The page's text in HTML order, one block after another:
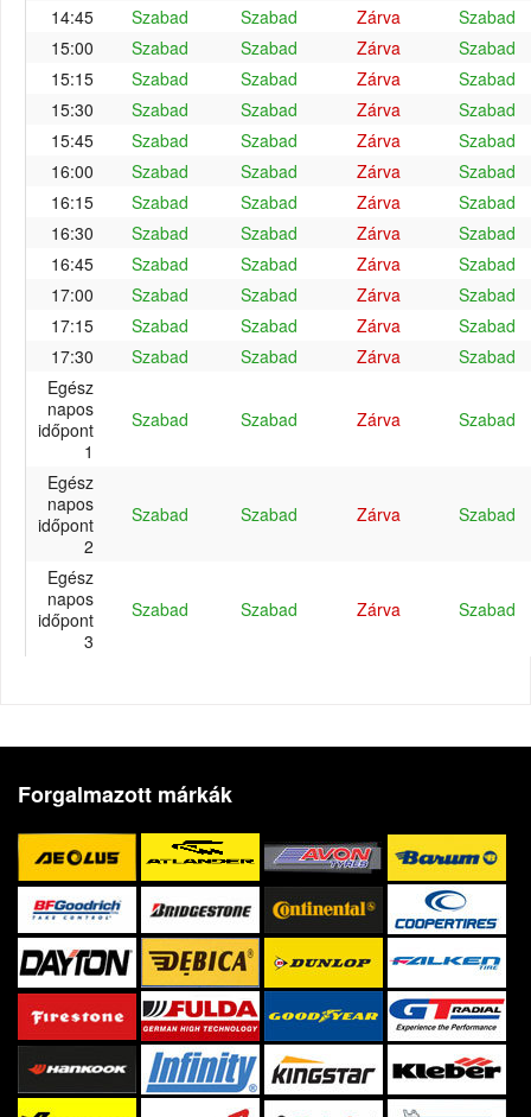
14:45
Szabad Szabad Zárva
Szabad
15:00
Szabad Szabad Zárva
Szabad
15:15
Szabad Szabad Zárva
Szabad
15:30
Szabad Szabad Zárva
Szabad
15:45
Szabad Szabad Zárva
Szabad
16:00
Szabad Szabad Zárva
Szabad
16:15
Szabad Szabad Zárva
Szabad
16:30
Szabad Szabad Zárva
Szabad
16:45
Szabad Szabad Zárva
Szabad
17:00
Szabad Szabad Zárva
Szabad
17:15
Szabad Szabad Zárva
Szabad
17:30
Szabad Szabad Zárva
Szabad
Egész
napos
időpont
1
Szabad Szabad Zárva Szabad
Egész
napos
időpont
2
Szabad Szabad Zárva Szabad
Egész
napos
időpont
3
Szabad Szabad Zárva Szabad
Forgalmazott márkák